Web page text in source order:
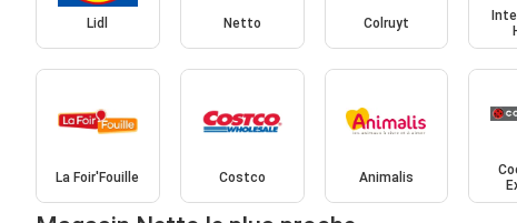
Lidl Netto Colruyt
La Foir'Fouille Costco Animalis